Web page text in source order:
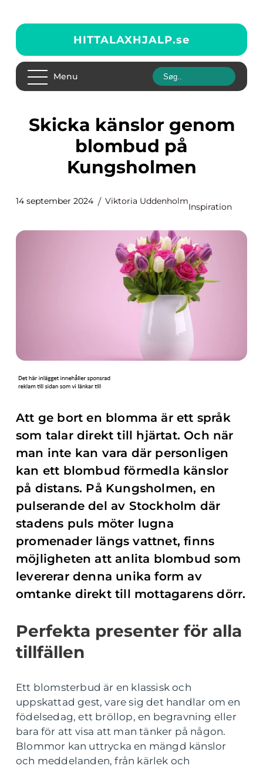
HITTALAXHJALP.se
Menu
Skicka känslor genom
blombud på
Kungsholmen
14 september 2024 Viktoria Uddenholm
Inspiration
Att ge bort en blomma är ett språk
som talar direkt till hjärtat. Och när
man inte kan vara där personligen
kan ett blombud förmedla känslor
på distans. På Kungsholmen, en
pulserande del av Stockholm där
stadens puls möter lugna
promenader längs vattnet, finns
möjligheten att anlita blombud som
levererar denna unika form av
omtanke direkt till mottagarens dörr.
Perfekta presenter för alla
tillfällen
Ett blomsterbud är en klassisk och
uppskattad gest, vare sig det handlar om en
födelsedag, ett bröllop, en begravning eller
bara för att visa att man tänker på någon.
Blommor kan uttrycka en mängd känslor
och meddelanden, från kärlek och